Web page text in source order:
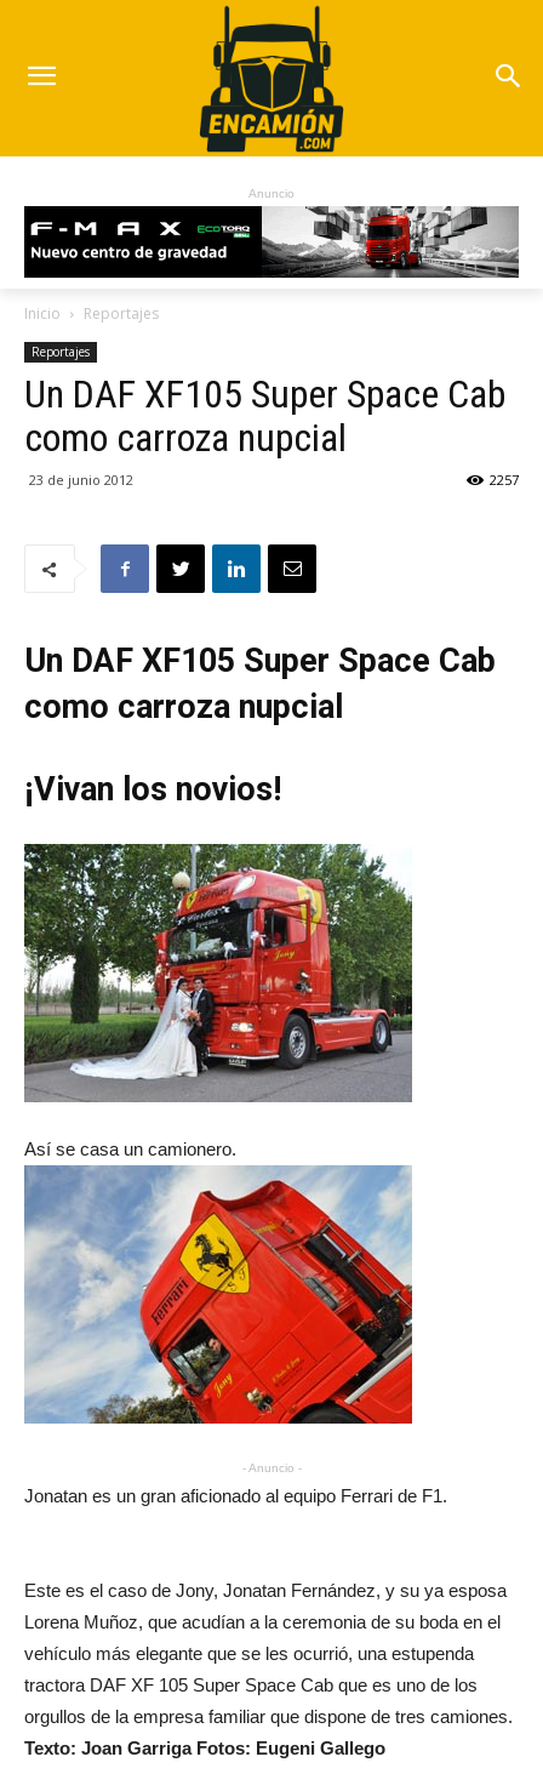
Anuncio
Inicio Reportajes
Reportajes
Un DAF XF105 Super Space Cab
como carroza nupcial
23 de junio 2012 2257
Un DAF XF105 Super Space Cab
como carroza nupcial
¡Vivan los novios!
Así se casa un camionero.
- Anuncio -
Jonatan es un gran aficionado al equipo Ferrari de F1.
Este es el caso de Jony, Jonatan Fernández, y su ya esposa
Lorena Muñoz, que acudían a la ceremonia de su boda en el
vehículo más elegante que se les ocurrió, una estupenda
tractora DAF XF 105 Super Space Cab que es uno de los
orgullos de la empresa familiar que dispone de tres camiones.
Texto: Joan Garriga Fotos: Eugeni Gallego